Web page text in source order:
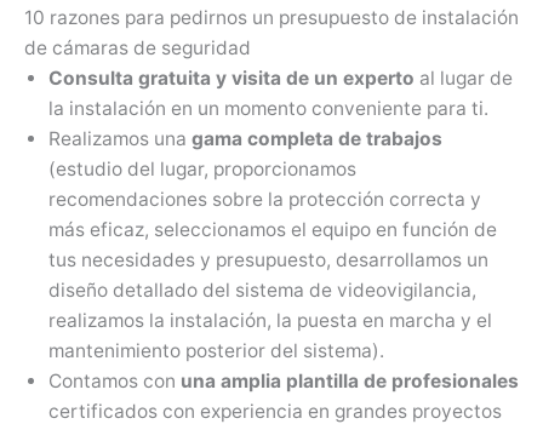
10 razones para pedirnos un presupuesto de instalación
de cámaras de seguridad
Consulta gratuita y visita de un experto al lugar de
la instalación en un momento conveniente para ti.
Realizamos una gama completa de trabajos
(estudio del lugar, proporcionamos
recomendaciones sobre la protección correcta y
más eficaz, seleccionamos el equipo en función de
tus necesidades y presupuesto, desarrollamos un
diseño detallado del sistema de videovigilancia,
realizamos la instalación, la puesta en marcha y el
mantenimiento posterior del sistema).
Contamos con una amplia plantilla de profesionales
certificados con experiencia en grandes proyectos